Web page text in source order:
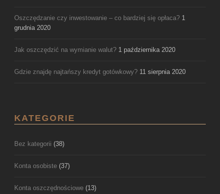
Oszczędzanie czy inwestowanie – co bardziej się opłaca? 1
grudnia 2020
Jak oszczędzić na wymianie walut? 1 października 2020
Gdzie znajdę najtańszy kredyt gotówkowy? 11 sierpnia 2020
KATEGORIE
Bez kategorii (38)
Konta osobiste (37)
Konta oszczędnościowe (13)